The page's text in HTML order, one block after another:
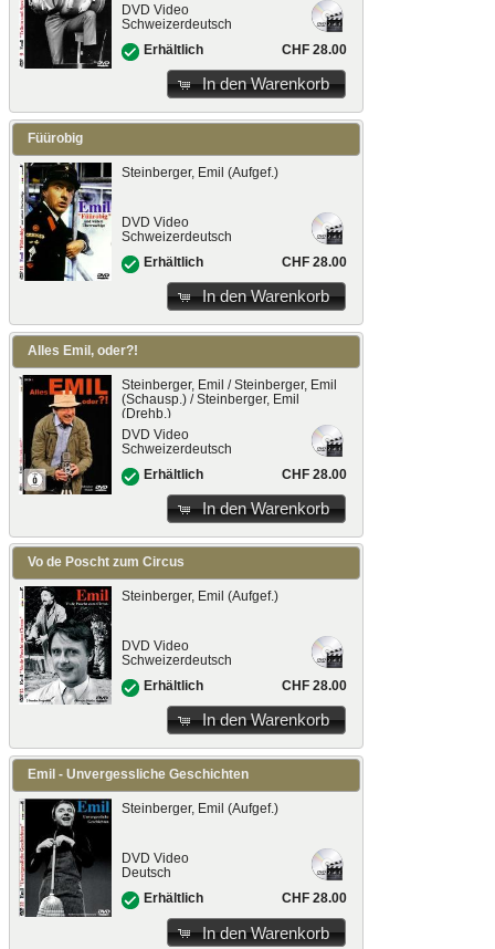
DVD Video
Schweizerdeutsch
Erhältlich
CHF 28.00
In den Warenkorb
Füürobig
Steinberger, Emil (Aufgef.)
DVD Video
Schweizerdeutsch
Erhältlich
CHF 28.00
In den Warenkorb
Alles Emil, oder?!
Steinberger, Emil / Steinberger, Emil
(Schausp.) / Steinberger, Emil
(Drehb.)
DVD Video
Schweizerdeutsch
Erhältlich
CHF 28.00
In den Warenkorb
Vo de Poscht zum Circus
Steinberger, Emil (Aufgef.)
DVD Video
Schweizerdeutsch
Erhältlich
CHF 28.00
In den Warenkorb
Emil - Unvergessliche Geschichten
Steinberger, Emil (Aufgef.)
DVD Video
Deutsch
Erhältlich
CHF 28.00
In den Warenkorb